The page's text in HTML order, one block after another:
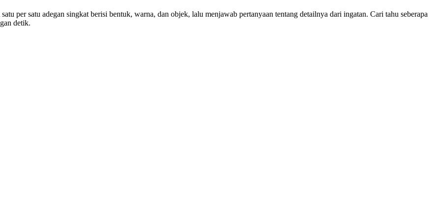
per satu adegan singkat berisi bentuk, warna, dan objek, lalu menjawab pertanyaan tentang detailnya dari ingatan. Cari tahu seberapa
detik.